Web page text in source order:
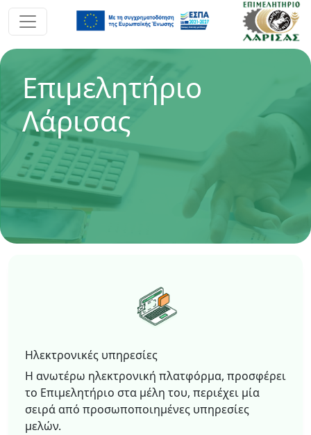
Επιμελητήριο
Λάρισας
Ηλεκτρονικές υπηρεσίες
Η ανωτέρω ηλεκτρονική πλατφόρμα, προσφέρει
το Επιμελητήριο στα μέλη του, περιέχει μία
σειρά από προσωποποιημένες υπηρεσίες
μελών.